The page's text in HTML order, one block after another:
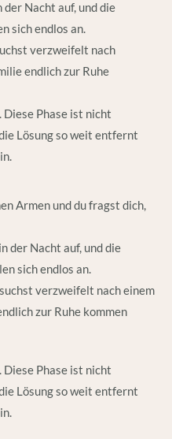
Nacht auf, und die
sich endlos an.
verzweifelt nach
endlich zur Ruhe
Phase ist nicht
Lösung so weit entfernt
Armen und du fragst dich,
der Nacht auf, und die
sich endlos an.
verzweifelt nach einem
zur Ruhe kommen
Phase ist nicht
Lösung so weit entfernt